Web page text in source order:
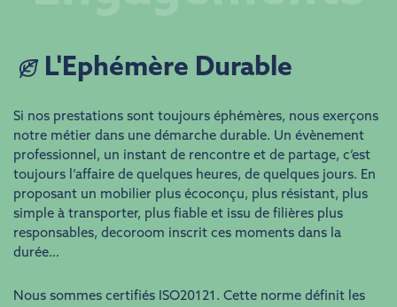
L'Ephémère Durable
Si nos prestations sont toujours éphémères, nous exerçons
notre métier dans une démarche durable. Un évènement
professionnel, un instant de rencontre et de partage, c’est
toujours l’affaire de quelques heures, de quelques jours. En
proposant un mobilier plus écoconçu, plus résistant, plus
simple à transporter, plus fiable et issu de filières plus
responsables, decoroom inscrit ces moments dans la
durée…
Nous sommes certifiés ISO20121. Cette norme définit les